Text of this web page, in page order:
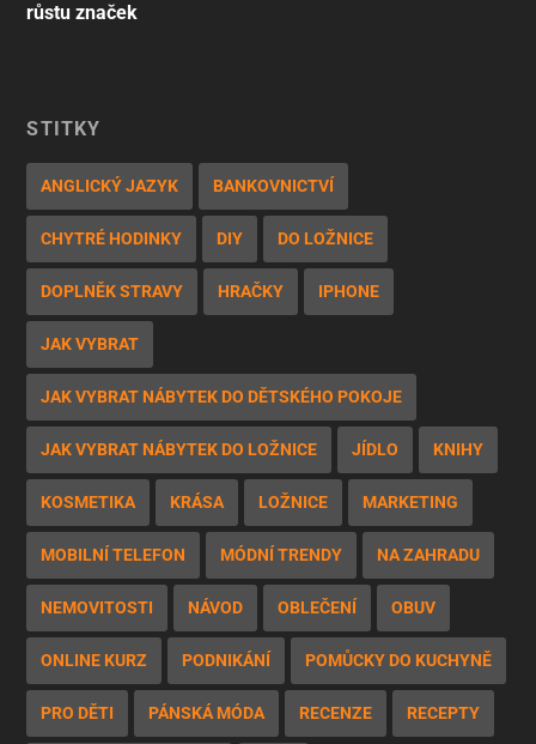
růstu značek
ŠTÍTKY
ANGLICKÝ JAZYK BANKOVNICTVÍ
CHYTRÉ HODINKY DIY DO LOŽNICE
DOPLNĚK STRAVY HRAČKY IPHONE
JAK VYBRAT
JAK VYBRAT NÁBYTEK DO DĚTSKÉHO POKOJE
JAK VYBRAT NÁBYTEK DO LOŽNICE JÍDLO KNIHY
KOSMETIKA KRÁSA LOŽNICE MARKETING
MOBILNÍ TELEFON MÓDNÍ TRENDY NA ZAHRADU
NEMOVITOSTI NÁVOD OBLEČENÍ OBUV
ONLINE KURZ PODNIKÁNÍ POMŮCKY DO KUCHYNĚ
PRO DĚTI PÁNSKÁ MÓDA RECENZE RECEPTY